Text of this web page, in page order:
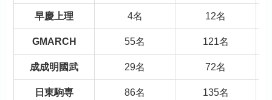
早慶上理 4名 12名
GMARCH 55名 121名
成成明國武 29名 72名
日東駒専 86名 135名